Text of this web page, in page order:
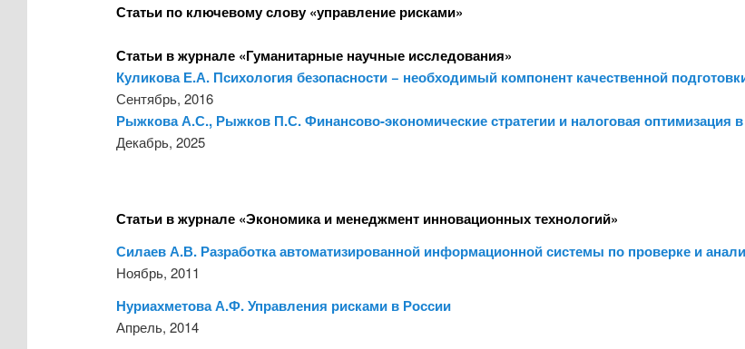
Статьи по ключевому слову «управление рисками»
Статьи в журнале «Гуманитарные научные исследования»
Куликова Е.А. Психология безопасности − необходимый компонент качественной
Сентябрь, 2016
Рыжкова А.С., Рыжков П.С. Финансово-экономические стратегии и налоговая оптимизация
Декабрь, 2025
Статьи в журнале «Экономика и менеджмент инновационных технологий»
Силаев А.В. Разработка автоматизированной информационной системы по проверке и
Ноябрь, 2011
Нуриахметова А.Ф. Управления рисками в России
Апрель, 2014